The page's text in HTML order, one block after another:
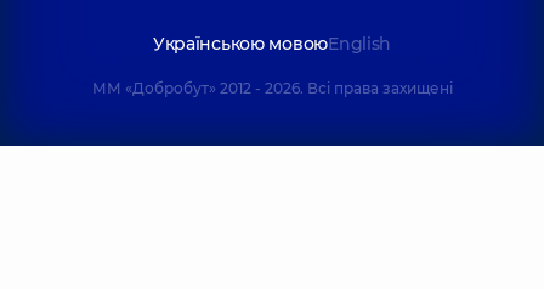
Українською мовоюEnglish
ММ «Добробут» 2012 - 2026. Всі права захищені